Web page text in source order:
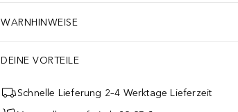
WARNHINWEISE
DEINE VORTEILE
Schnelle Lieferung 2–4 Werktage Lieferzeit